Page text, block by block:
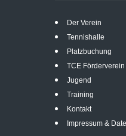
Der Verein
Tennishalle
Platzbuchung
TCE Förderverein
Jugend
Training
Kontakt
Impressum &